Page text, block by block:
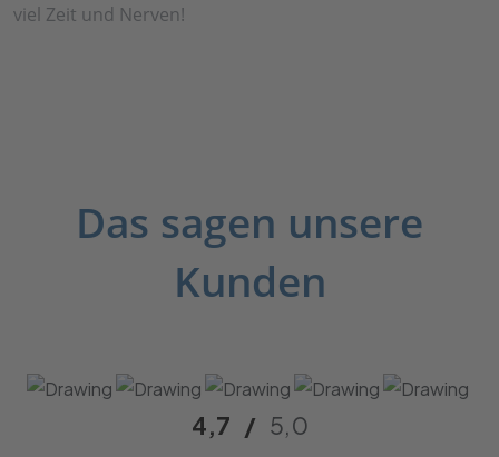
viel Zeit und Nerven!
Das sagen unsere
Kunden
4,7 / 5,0